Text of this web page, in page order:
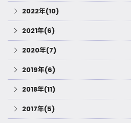
2022年(10)
2021年(6)
2020年(7)
2019年(6)
2018年(11)
2017年(5)